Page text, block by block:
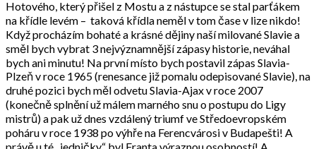
Hotového, který přišel z Mostu a z nástupce se stal parťákem
na křídle levém – taková křídla neměl v tom čase v lize nikdo!
Když procházím bohaté a krásné dějiny naší milované Slavie a
směl bych vybrat 3 nejvýznamnější zápasy historie, neváhal
bych ani minutu! Na první místo bych postavil zápas Slavia-
Plzeň v roce 1965 (renesance již pomalu odepisované Slavie), na
druhé pozici bych měl odvetu Slavia-Ajax v roce 2007
(konečně splnění už málem marného snu o postupu do Ligy
mistrů) a pak už dnes vzdálený triumf ve Středoevropském
poháru v roce 1938 po výhře na Ferencvárosi v Budapešti! A
právě u té „jedničky“ byl Franta výraznou osobností! A